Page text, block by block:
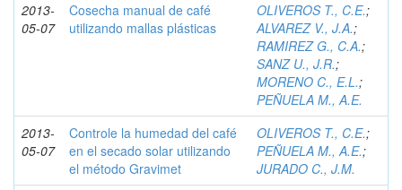
2013-
05-07
Cosecha manual de café
utilizando mallas plásticas
OLIVEROS T., C.E.;
ALVAREZ V., J.A.;
RAMIREZ G., C.A.;
SANZ U., J.R.;
MORENO C., E.L.;
PEÑUELA M., A.E.
2013-
05-07
Controle la humedad del café
en el secado solar utilizando
el método Gravimet
OLIVEROS T., C.E.;
PEÑUELA M., A.E.;
JURADO C., J.M.